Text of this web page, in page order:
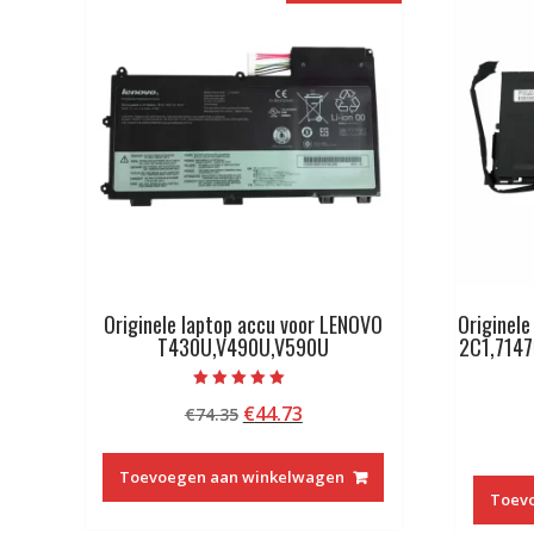
Originele laptop accu voor LENOVO
T430U,V490U,V590U
5.00
van 5
€74.35 Oorspronkelijke
was:
€74.35.
€44.73Huidige
€44.73.
Toevoegen aan winkelwagen